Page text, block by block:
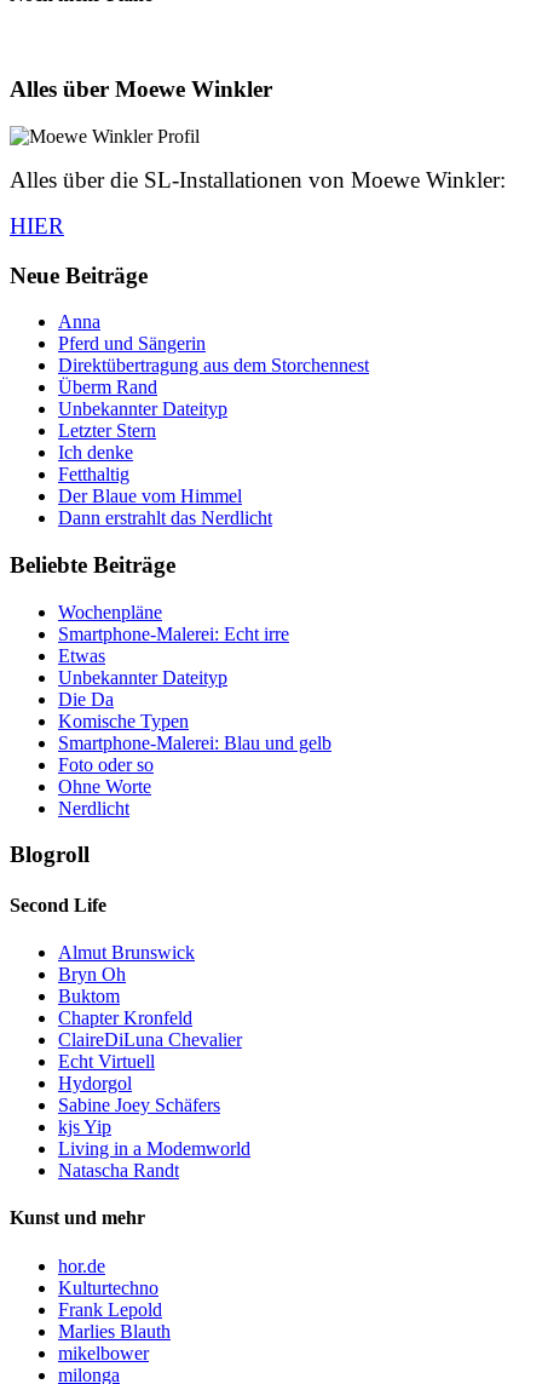
Alles über Moewe Winkler
Alles über die SL-Installationen von Moewe Winkler:
HIER
Neue Beiträge
Anna
Pferd und Sängerin
Direktübertragung aus dem Storchennest
Überm Rand
Unbekannter Dateityp
Letzter Stern
Ich denke
Fetthaltig
Der Blaue vom Himmel
Dann erstrahlt das Nerdlicht
Beliebte Beiträge
Wochenpläne
Smartphone-Malerei: Echt irre
Etwas
Unbekannter Dateityp
Die Da
Komische Typen
Smartphone-Malerei: Blau und gelb
Foto oder so
Ohne Worte
Nerdlicht
Blogroll
Second Life
Almut Brunswick
Bryn Oh
Buktom
Chapter Kronfeld
ClaireDiLuna Chevalier
Echt Virtuell
Hydorgol
Sabine Joey Schäfers
kjs Yip
Living in a Modemworld
Natascha Randt
Kunst und mehr
hor.de
Kulturtechno
Frank Lepold
Marlies Blauth
mikelbower
milonga